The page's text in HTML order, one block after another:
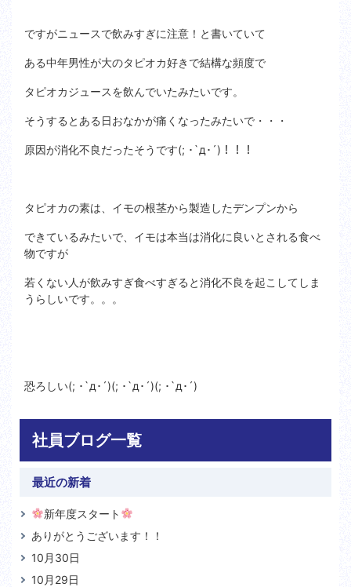
ですがニュースで飲みすぎに注意！と書いていて
ある中年男性が大のタピオカ好きで結構な頻度で
タピオカジュースを飲んでいたみたいです。
そうするとある日おなかが痛くなったみたいで・・・
原因が消化不良だったそうです(; ･`д･´)！！！
タピオカの素は、イモの根茎から製造したデンプンから
できているみたいで、イモは本当は消化に良いとされる食べ
物ですが
若くない人が飲みすぎ食べすぎると消化不良を起こしてしま
うらしいです。。。
恐ろしい(; ･`д･´)(; ･`д･´)(; ･`д･´)
社員ブログ一覧
最近の新着
新年度スタート
ありがとうございます！！
10月30日
10月29日